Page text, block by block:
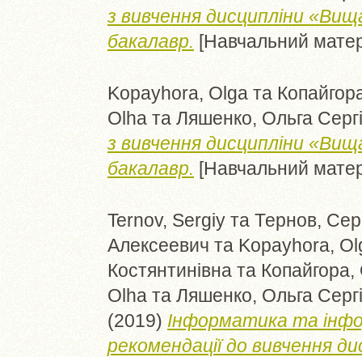
з вивчення дисципліни
бакалавр. [Навчальний
Kopayhora, Olga та
Olha та Ляшенко, Ольга
з вивчення дисципліни
бакалавр. [Навчальний
Ternov, Sergiy та Тернов,
Алексеевич та Kopayhora,
Костянтинівна та
Olha та Ляшенко, Ольга
(2019) Інформатика та
рекомендації до вивчення